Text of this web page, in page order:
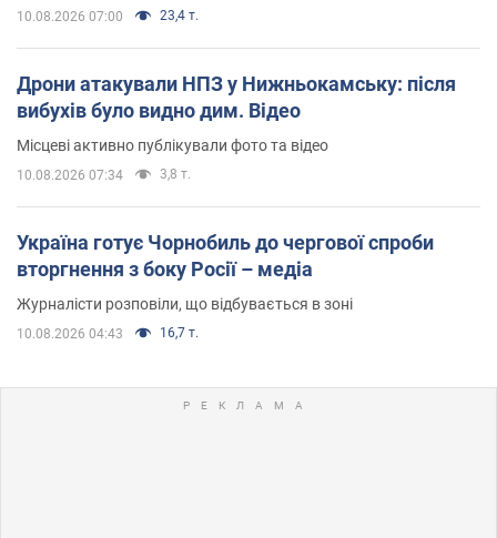
10.08.2026 07:00 23,4 т.
Дрони атакували НПЗ у Нижньокамську: після
вибухів було видно дим. Відео
Місцеві активно публікували фото та відео
10.08.2026 07:34 3,8 т.
Україна готує Чорнобиль до чергової спроби
вторгнення з боку Росії – медіа
Журналісти розповіли, що відбувається в зоні
10.08.2026 04:43 16,7 т.